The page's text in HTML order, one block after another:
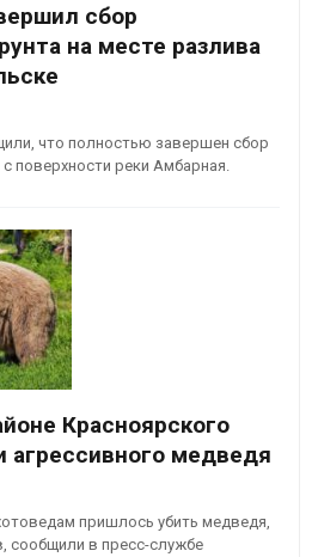
сбор
на месте разлива
что полностью завершен сбор
поверхности реки Амбарная.
Красноярского
агрессивного медведя
пришлось убить медведя,
сообщили в пресс-службе